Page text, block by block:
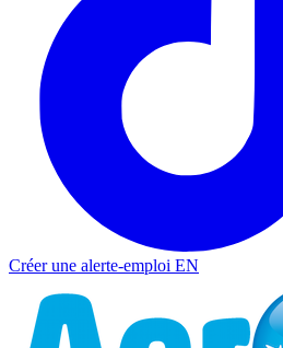
Créer une alerte-emploi EN